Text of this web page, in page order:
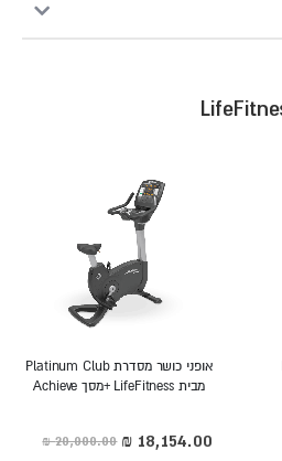
אופני כושר מסדרת Platinum Club
מבית LifeFitness +מסך Achieve
‏20,000.00 ₪ מחיר
מיוחד